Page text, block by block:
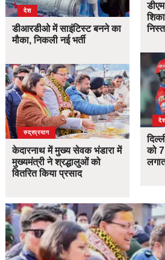
देश
डीआरडीओ में साइंटिस्ट बनने का
मौका, निकली नई भर्ती
उत्तराखंड
देश
रुद्रप्रयाग
केदारनाथ में मुख्य सेवक भंडारा में
मुख्यमंत्री ने श्रद्धालुओं को
वितरित किया प्रसाद
को 7